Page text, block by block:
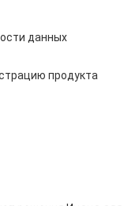
данных
продукта